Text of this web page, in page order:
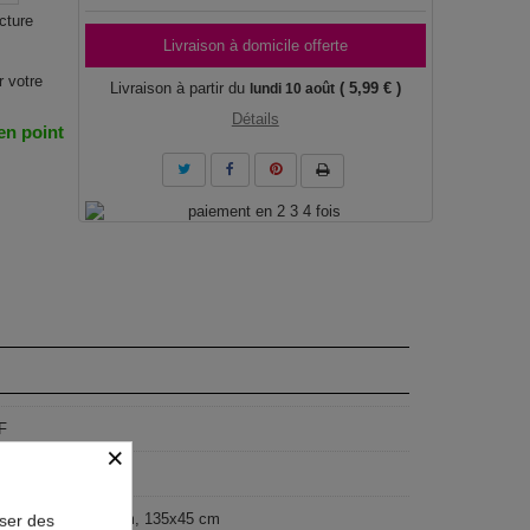
votre
point
Livraison à domicile offerte
Livraison à partir du lundi 10 août ( 5,99 € )
Détails
cm, 150x50 cm, 135x45 cm
×
des